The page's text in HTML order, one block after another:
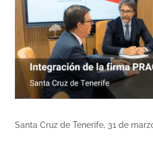
Santa Cruz de Tenerife, 31 de